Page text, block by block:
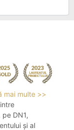
mai multe >>
DN1,
și al